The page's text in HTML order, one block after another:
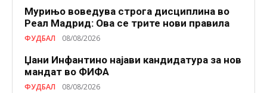
Мурињо воведува строга дисциплина во
Реал Мадрид: Ова се трите нови правила
ФУДБАЛ 08/08/2026
Џани Инфантино најави кандидатура за нов
мандат во ФИФА
ФУДБАЛ 08/08/2026